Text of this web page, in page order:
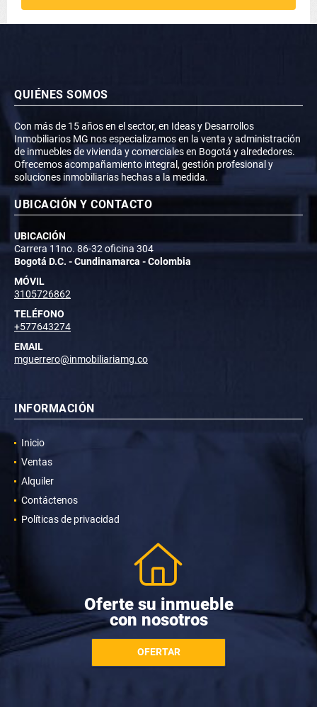
QUIÉNES SOMOS
Con más de 15 años en el sector, en Ideas y Desarrollos
Inmobiliarios MG nos especializamos en la venta y administración
de inmuebles de vivienda y comerciales en Bogotá y alrededores.
Ofrecemos acompañamiento integral, gestión profesional y
soluciones inmobiliarias hechas a la medida.
UBICACIÓN Y CONTACTO
UBICACIÓN
Carrera 11no. 86-32 oficina 304
Bogotá D.C. - Cundinamarca - Colombia
MÓVIL
3105726862
TELÉFONO
+577643274
EMAIL
mguerrero@inmobiliariamg.co
INFORMACIÓN
Inicio
Ventas
Alquiler
Contáctenos
Políticas de privacidad
Oferte su inmueble
con nosotros
OFERTAR